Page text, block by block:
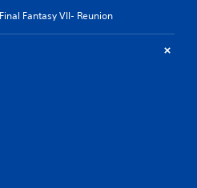
Fantasy VII- Reunion